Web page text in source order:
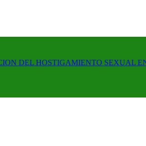
DEL HOSTIGAMIENTO SEXUAL